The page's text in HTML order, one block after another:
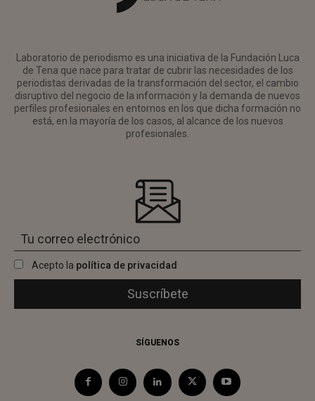
Laboratorio de periodismo es una iniciativa de la Fundación Luca
de Tena que nace para tratar de cubrir las necesidades de los
periodistas derivadas de la transformación del sector, el cambio
disruptivo del negocio de la información y la demanda de nuevos
perfiles profesionales en entornos en los que dicha formación no
está, en la mayoría de los casos, al alcance de los nuevos
profesionales.
Acepto la política de privacidad
SÍGUENOS